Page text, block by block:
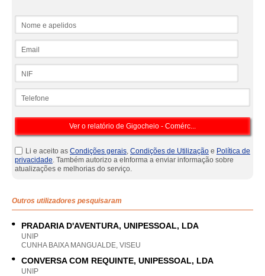
Li e aceito as Condições gerais, Condições de Utilização e Política de
privacidade. Também autorizo a eInforma a enviar informação sobre
atualizações e melhorias do serviço.
Outros utilizadores pesquisaram
PRADARIA D'AVENTURA, UNIPESSOAL, LDA
UNIP
CUNHA BAIXA MANGUALDE, VISEU
CONVERSA COM REQUINTE, UNIPESSOAL, LDA
UNIP